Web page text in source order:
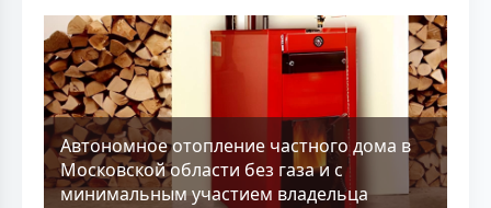
Aвтономное отопление частного дома в
Московской области без газа и с
минимальным участием владельца